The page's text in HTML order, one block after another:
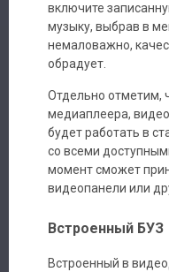
Авторизация
Каталог
Сервис
включите
музыку, выбрав в
немаловажно,
обрадует.
Отдельно отметим,
медиаплеера,
будет работать в
со всеми
момент сможет
видеопанели или
Встроенный БУЗ
Встроенный в